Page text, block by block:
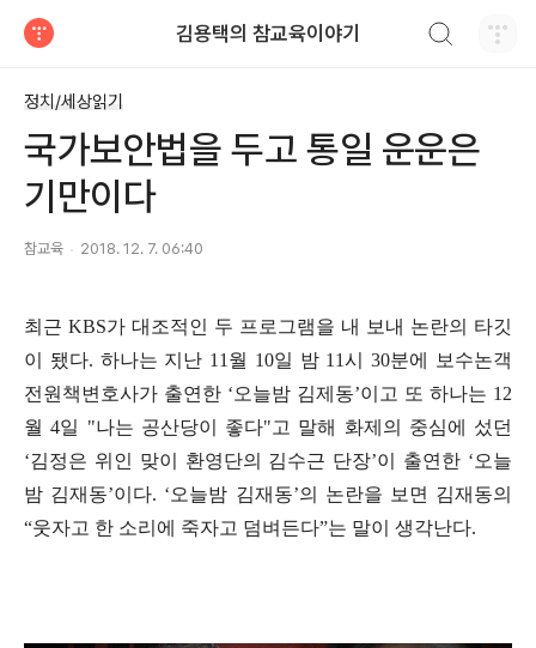
김용택의 참교육이야기
정치/세상읽기
국가보안법을 두고 통일 운운은
기만이다
참교육 2018. 12. 7. 06:40
최근 KBS가 대조적인 두 프로그램을 내 보내 논란의 타깃
이 됐다. 하나는 지난 11 월 10일 밤 11시30분에 보수논객
전원책변호사가 출연한 ‘오늘밤 김제동’이고 또 하나는 12
월4일 "나는 공산당이 좋다"고 말해 화제의 중심에 섰던
‘김정은 위인 맞이 환영단의 김수근 단장’이 출연한 ‘오늘
밤 김재동’이다. ‘오늘밤 김재동’의 논란을 보면 김재동의
“웃자고 한 소리에 죽자고 덤벼든다”는 말이 생각난다.